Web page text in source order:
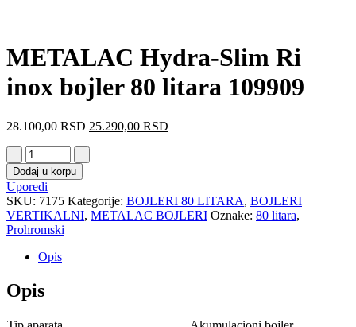
METALAC Hydra-Slim Ri
inox bojler 80 litara 109909
28.100,00RSD 25.290,00 RSD
Dodaj u korpu
Uporedi
SKU: 7175 Kategorije: BOJLERI 80 LITARA, BOJLERI
VERTIKALNI, METALAC BOJLERI Oznake: 80 litara,
Prohromski
Opis
Opis